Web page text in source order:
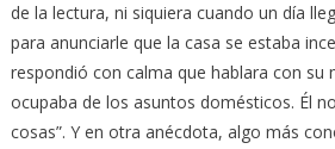
de la lectura, ni siquiera cuando un día
para anunciarle que la casa se estaba
respondió con calma que hablara con su
ocupaba de los asuntos domésticos. Él
cosas”. Y en otra anécdota, algo más